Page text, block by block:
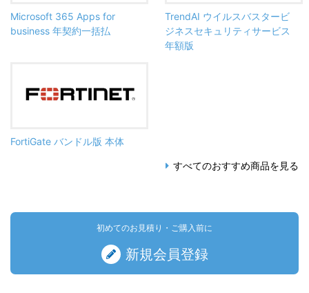
Microsoft 365 Apps for
business 年契約一括払
TrendAI ウイルスバスタービ
ジネスセキュリティサービス
年額版
FortiGate バンドル版 本体
すべてのおすすめ商品を見る
初めてのお見積り・ご購入前に
新規会員登録